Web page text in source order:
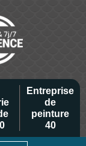
Entreprise
de
peinture
40